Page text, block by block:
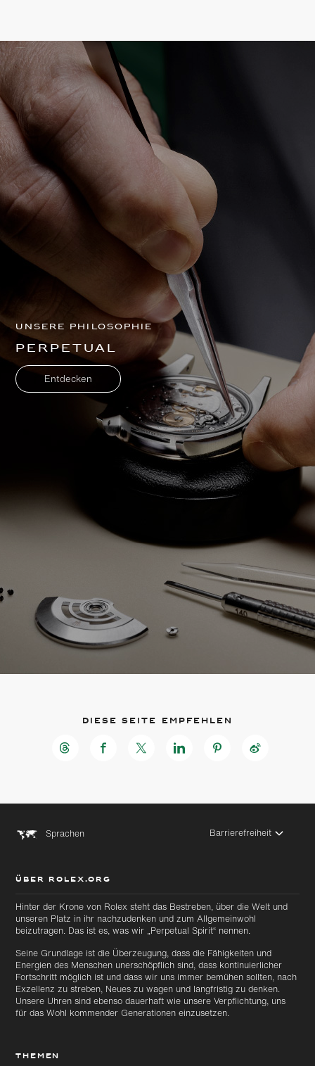
Unsere Philosophie
Perpetual
Entdecken
Diese Seite empfehlen
Sprachen Barrierefreiheit
ÜBER ROLEX.ORG
Hinter der Krone von Rolex steht das Bestreben, über die Welt und
unseren Platz in ihr nachzudenken und zum Allgemeinwohl
beizutragen. Das ist es, was wir „Perpetual Spirit“ nennen.
Seine Grundlage ist die Überzeugung, dass die Fähigkeiten und
Energien des Menschen unerschöpflich sind, dass kontinuierlicher
Fortschritt möglich ist und dass wir uns immer bemühen sollten, nach
Exzellenz zu streben, Neues zu wagen und langfristig zu denken.
Unsere Uhren sind ebenso dauerhaft wie unsere Verpflichtung, uns
für das Wohl kommender Generationen einzusetzen.
THEMEN